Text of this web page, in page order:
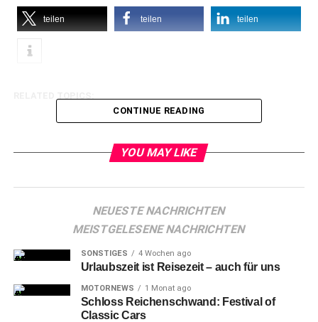
teilen teilen teilen
CONTINUE READING
YOU MAY LIKE
NEUESTE NACHRICHTEN
MEISTGELESENE NACHRICHTEN
SONSTIGES 4 Wochen ago
Urlaubszeit ist Reisezeit – auch für uns
MOTORNEWS 1 Monat ago
Schloss Reichenschwand: Festival of
Classic Cars